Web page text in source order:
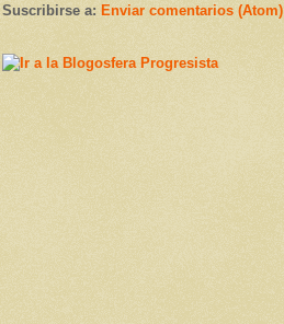
Suscribirse a: Enviar comentarios (Atom)